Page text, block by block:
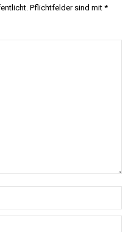
Pflichtfelder sind mit *